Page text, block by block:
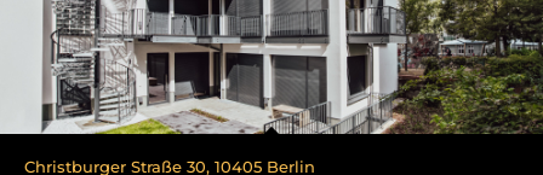
Christburger Straße 30, 10405 Berlin